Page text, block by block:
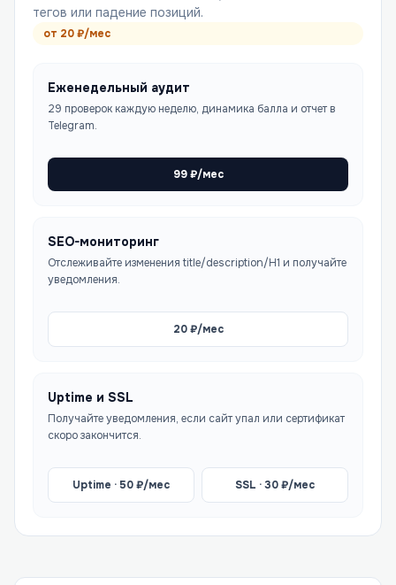
тегов или падение позиций.
от 20₽/мес
Еженедельный аудит
29 проверок каждую неделю, динамика балла и отчет в
Telegram.
99₽/мес
SEO-мониторинг
Отслеживайте изменения title/description/H1 и получайте
уведомления.
20₽/мес
Uptime и SSL
Получайте уведомления, если сайт упал или сертификат
скоро закончится.
Uptime ·50₽/мес SSL ·30₽/мес